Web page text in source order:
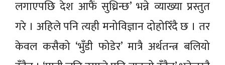
लगाएपछि देश आफैं सुध्रिन्छ’ भन्ने व्याख्या प्रस्तुत
गरे । अहिले पनि त्यही मनोविज्ञान दोहोरिँदै छ । तर
केवल कसैको ‘भुँडी फोडेर’ मात्रै अर्थतन्त्र बलियो